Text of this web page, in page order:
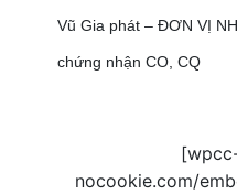
Vũ Gia phát – ĐƠN VỊ
chứng nhận CO, CQ
nocookie.com/